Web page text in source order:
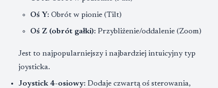
Oś Y: Obrót w pionie (Tilt)
Oś Z (obrót gałki): Przybliżenie/oddalenie (Zoom)
Jest to najpopularniejszy i najbardziej intuicyjny typ
joysticka.
Joystick 4-osiowy: Dodaje czwartą oś sterowania,